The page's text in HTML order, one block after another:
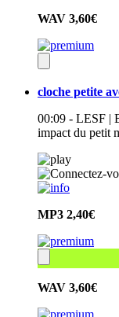
WAV 3,60€
cloche petite
00:09 - LESF |
impact du petit
MP3 2,40€
WAV 3,60€